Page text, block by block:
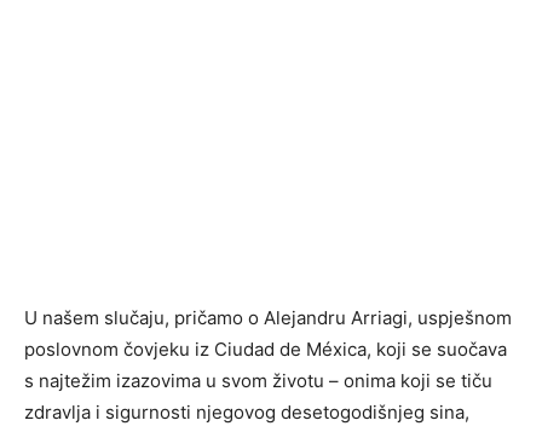
U našem slučaju, pričamo o Alejandru Arriagi, uspješnom
poslovnom čovjeku iz Ciudad de Méxica, koji se suočava
s najtežim izazovima u svom životu – onima koji se tiču
zdravlja i sigurnosti njegovog desetogodišnjeg sina,